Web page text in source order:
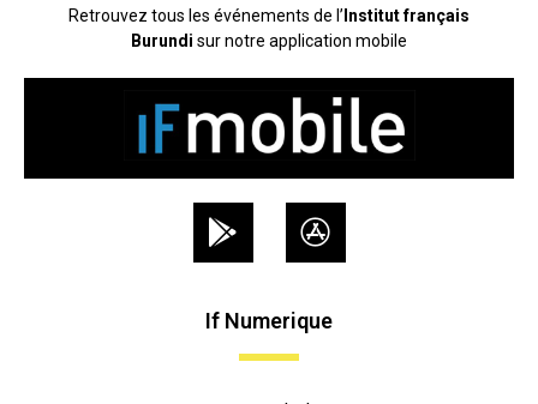
Retrouvez tous les événements de l’ Institut français
Burundi sur notre application mobile
If Numerique